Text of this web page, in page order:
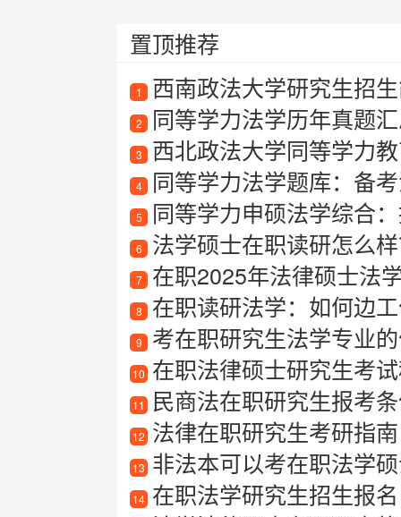
置顶推荐
1 西南政法大学研究生招
2 同等学力法学历年真题
3 西北政法大学同等学力
4 同等学力法学题库：备
5 同等学力申硕法学综合
6 法学硕士在职读研怎么
7 在职2025年法律硕士法
8 在职读研法学：如何边
9 考在职研究生法学专业
10 在职法律硕士研究生考
11 民商法在职研究生报考
12 法律在职研究生考研指
13 非法本可以考在职法学
14 在职法学研究生招生报名